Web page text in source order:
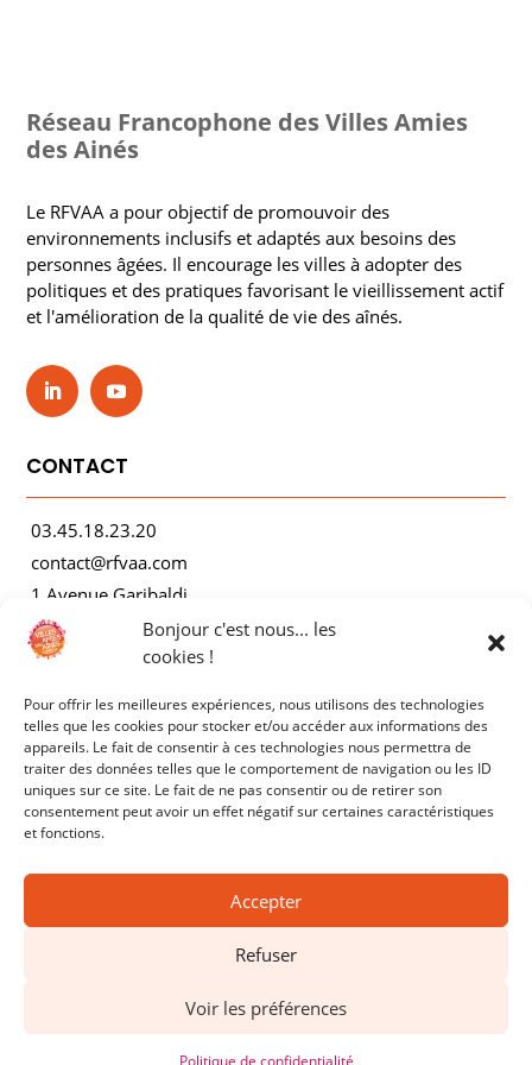
Bonjour c'est nous... les
cookies !
Pour offrir les meilleures expériences, nous utilisons des technologies
telles que les cookies pour stocker et/ou accéder aux informations des
appareils. Le fait de consentir à ces technologies nous permettra de
traiter des données telles que le comportement de navigation ou les ID
uniques sur ce site. Le fait de ne pas consentir ou de retirer son
consentement peut avoir un effet négatif sur certaines caractéristiques
et fonctions.
Accepter
Refuser
Voir les préférences
Politique de confidentialité
Réseau Francophone des Villes Amies
des Ainés
Le RFVAA a pour objectif de promouvoir des
environnements inclusifs et adaptés aux besoins des
personnes âgées. Il encourage les villes à adopter des
politiques et des pratiques favorisant le vieillissement actif
et l'amélioration de la qualité de vie des aînés.
CONTACT
03.45.18.23.20
contact@rfvaa.com
1 Avenue Garibaldi
21000 Dijon
AUTRES
Mentions légales
Politiques de confidentialité